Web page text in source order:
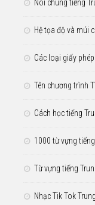
Nói chung tiếng
Hệ tọa độ và múi
Các loại giấy
Tên chương trình
Cách học tiếng
1000 từ vựng
Từ vựng tiếng
Nhạc Tik Tok